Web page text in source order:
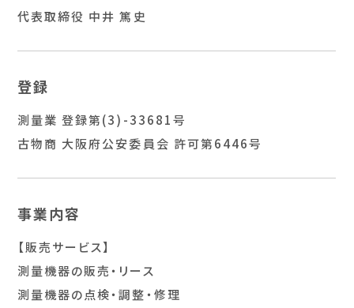
代表取締役 中井 篤史
登録
測量業 登録第(3)-33681号
古物商 大阪府公安委員会 許可第6446号
事業内容
【販売サービス】
測量機器の販売・リース
測量機器の点検・調整・修理